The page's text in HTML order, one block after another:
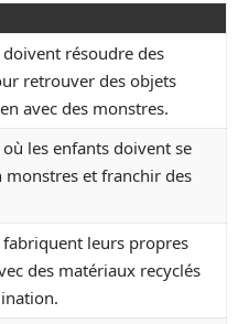
doivent résoudre des
retrouver des objets
avec des monstres.
les enfants doivent se
monstres et franchir des
fabriquent leurs propres
des matériaux recyclés